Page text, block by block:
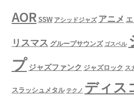
AORSSW アシッドジャズ アニメ
リスマス グループサウンズ ゴスペル
プ ジャズファンク ジャズロック ス
スラッシュメタル テクノ ディス